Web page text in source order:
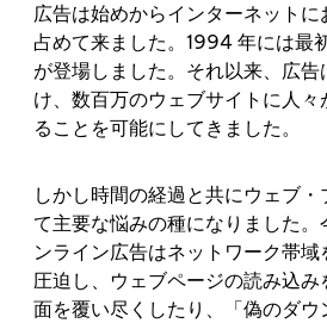
広告は始めからインターネット
占めて来ました。1994 年には最
が登場しました。それ以来、広
け、数百万のウェブサイトに人
ることを可能にしてきました。
しかし時間の経過と共にウェブ
て主要な悩みの種になりました。
ンライン広告はネットワーク帯
圧迫し、ウェブページの読み込
面を覆い尽くしたり、「偽のダウ